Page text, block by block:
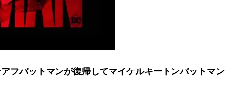
フバットマンが復帰してマイケルキートンバットマン